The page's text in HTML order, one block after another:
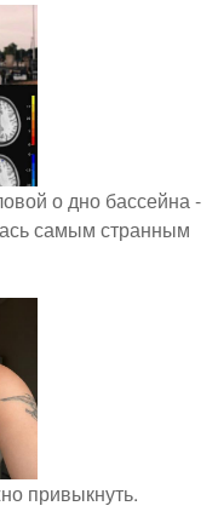
о дно бассейна -
самым странным
привыкнуть.